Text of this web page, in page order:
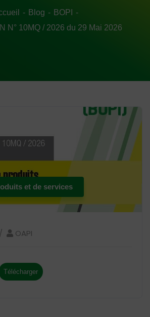
Blog
BOPI
N° 10MQ / 2026 du 29 Mai 2026
et de services
OAPI
Télécharger